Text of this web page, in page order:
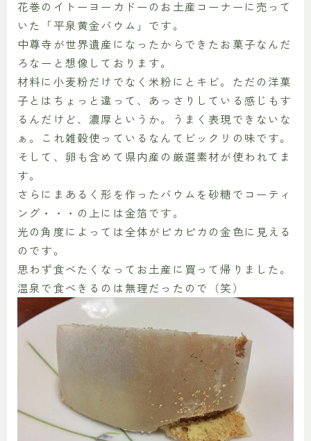
花巻のイトーヨーカドーのお土産コーナーに売って
いた「平泉黄金バウム」です。
中尊寺が世界遺産になったからできたお菓子なんだ
ろなーと想像しております。
材料に小麦粉だけでなく米粉にとキビ。ただの洋菓
子とはちょっと違って、あっさりしている感じもす
るんだけど、濃厚というか。うまく表現できないな
ぁ。これ雑穀使っているなんてビックリの味です。
そして、卵も含めて県内産の厳選素材が使われてま
す。
さらにまあるく形を作ったバウムを砂糖でコーティ
ング・・・の上には金箔です。
光の角度によっては全体がピカピカの金色に見える
のです。
思わず食べたくなってお土産に買って帰りました。
温泉で食べきるのは無理だったので（笑）